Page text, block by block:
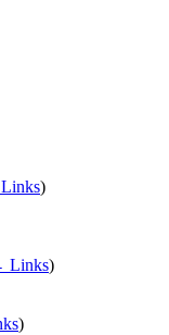
)
Links)
)